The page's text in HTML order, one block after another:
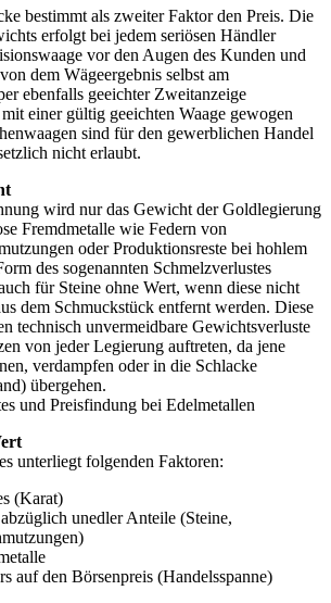
bestimmt als zweiter Faktor den Preis. Die
erfolgt bei jedem seriösen Händler
vor den Augen des Kunden und
dem Wägeergebnis selbst am
ebenfalls geeichter Zweitanzeige
einer gültig geeichten Waage gewogen
sind für den gewerblichen Handel
nicht erlaubt.
wird nur das Gewicht der Goldlegierung
Fremdmetalle wie Federn von
oder Produktionsreste bei hohlem
des sogenannten Schmelzverlustes
für Steine ohne Wert, wenn diese nicht
dem Schmuckstück entfernt werden. Diese
technisch unvermeidbare Gewichtsverluste
von jeder Legierung auftreten, da jene
verdampfen oder in die Schlacke
übergehen.
und Preisfindung bei Edelmetallen
unterliegt folgenden Faktoren:
(Karat)
unedler Anteile (Steine,
auf den Börsenpreis (Handelsspanne)